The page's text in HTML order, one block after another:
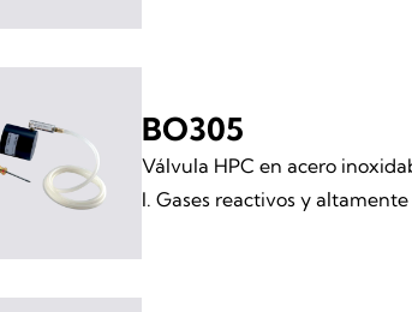
BO305
Válvula HPC en acero
I. Gases reactivos y